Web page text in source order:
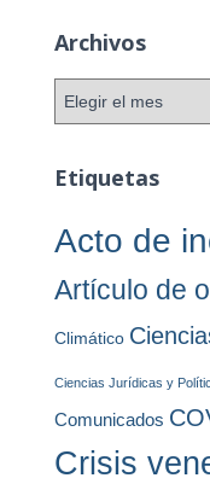
e
a
Archivos
h
o
s
Etiquetas
Acto de
Artículo de
Climático
Ciencias Jurídicas y
Comunicados
Crisis